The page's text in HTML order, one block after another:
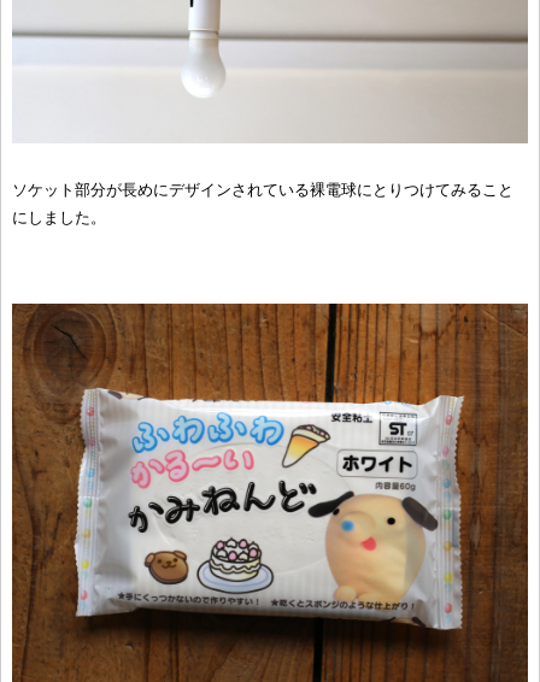
ソケット部分が長めにデザインされている裸電球にとりつけてみること
にしました。